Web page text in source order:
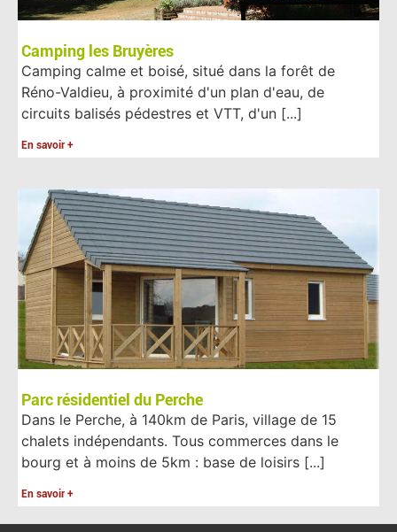
Camping les Bruyères
Camping calme et boisé, situé dans la forêt de
Réno-Valdieu, à proximité d'un plan d'eau, de
circuits balisés pédestres et VTT, d'un [...]
En savoir +
Parc résidentiel du Perche
Dans le Perche, à 140km de Paris, village de 15
chalets indépendants. Tous commerces dans le
bourg et à moins de 5km : base de loisirs [...]
En savoir +